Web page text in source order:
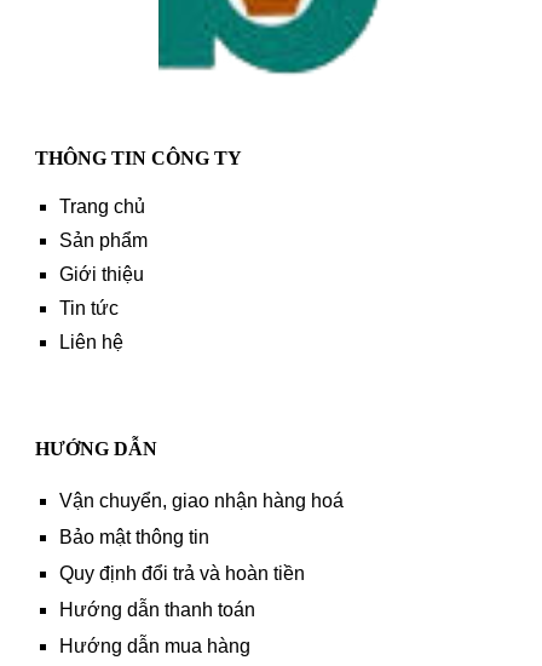
THÔNG TIN CÔNG TY
Trang chủ
Sản phẩm
Giới thiệu
Tin tức
Liên hệ
HƯỚNG DẪN
Vận chuyển, giao nhận hàng hoá
Bảo mật thông tin
Quy định đổi trả và hoàn tiền
Hướng dẫn thanh toán
Hướng dẫn mua hàng